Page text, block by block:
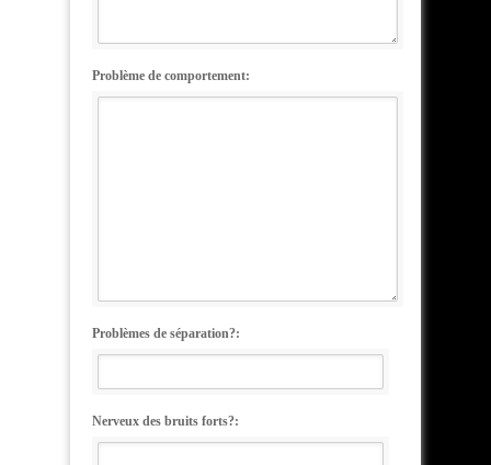
Problème de comportement:
Problèmes de séparation?:
Nerveux des bruits forts?: